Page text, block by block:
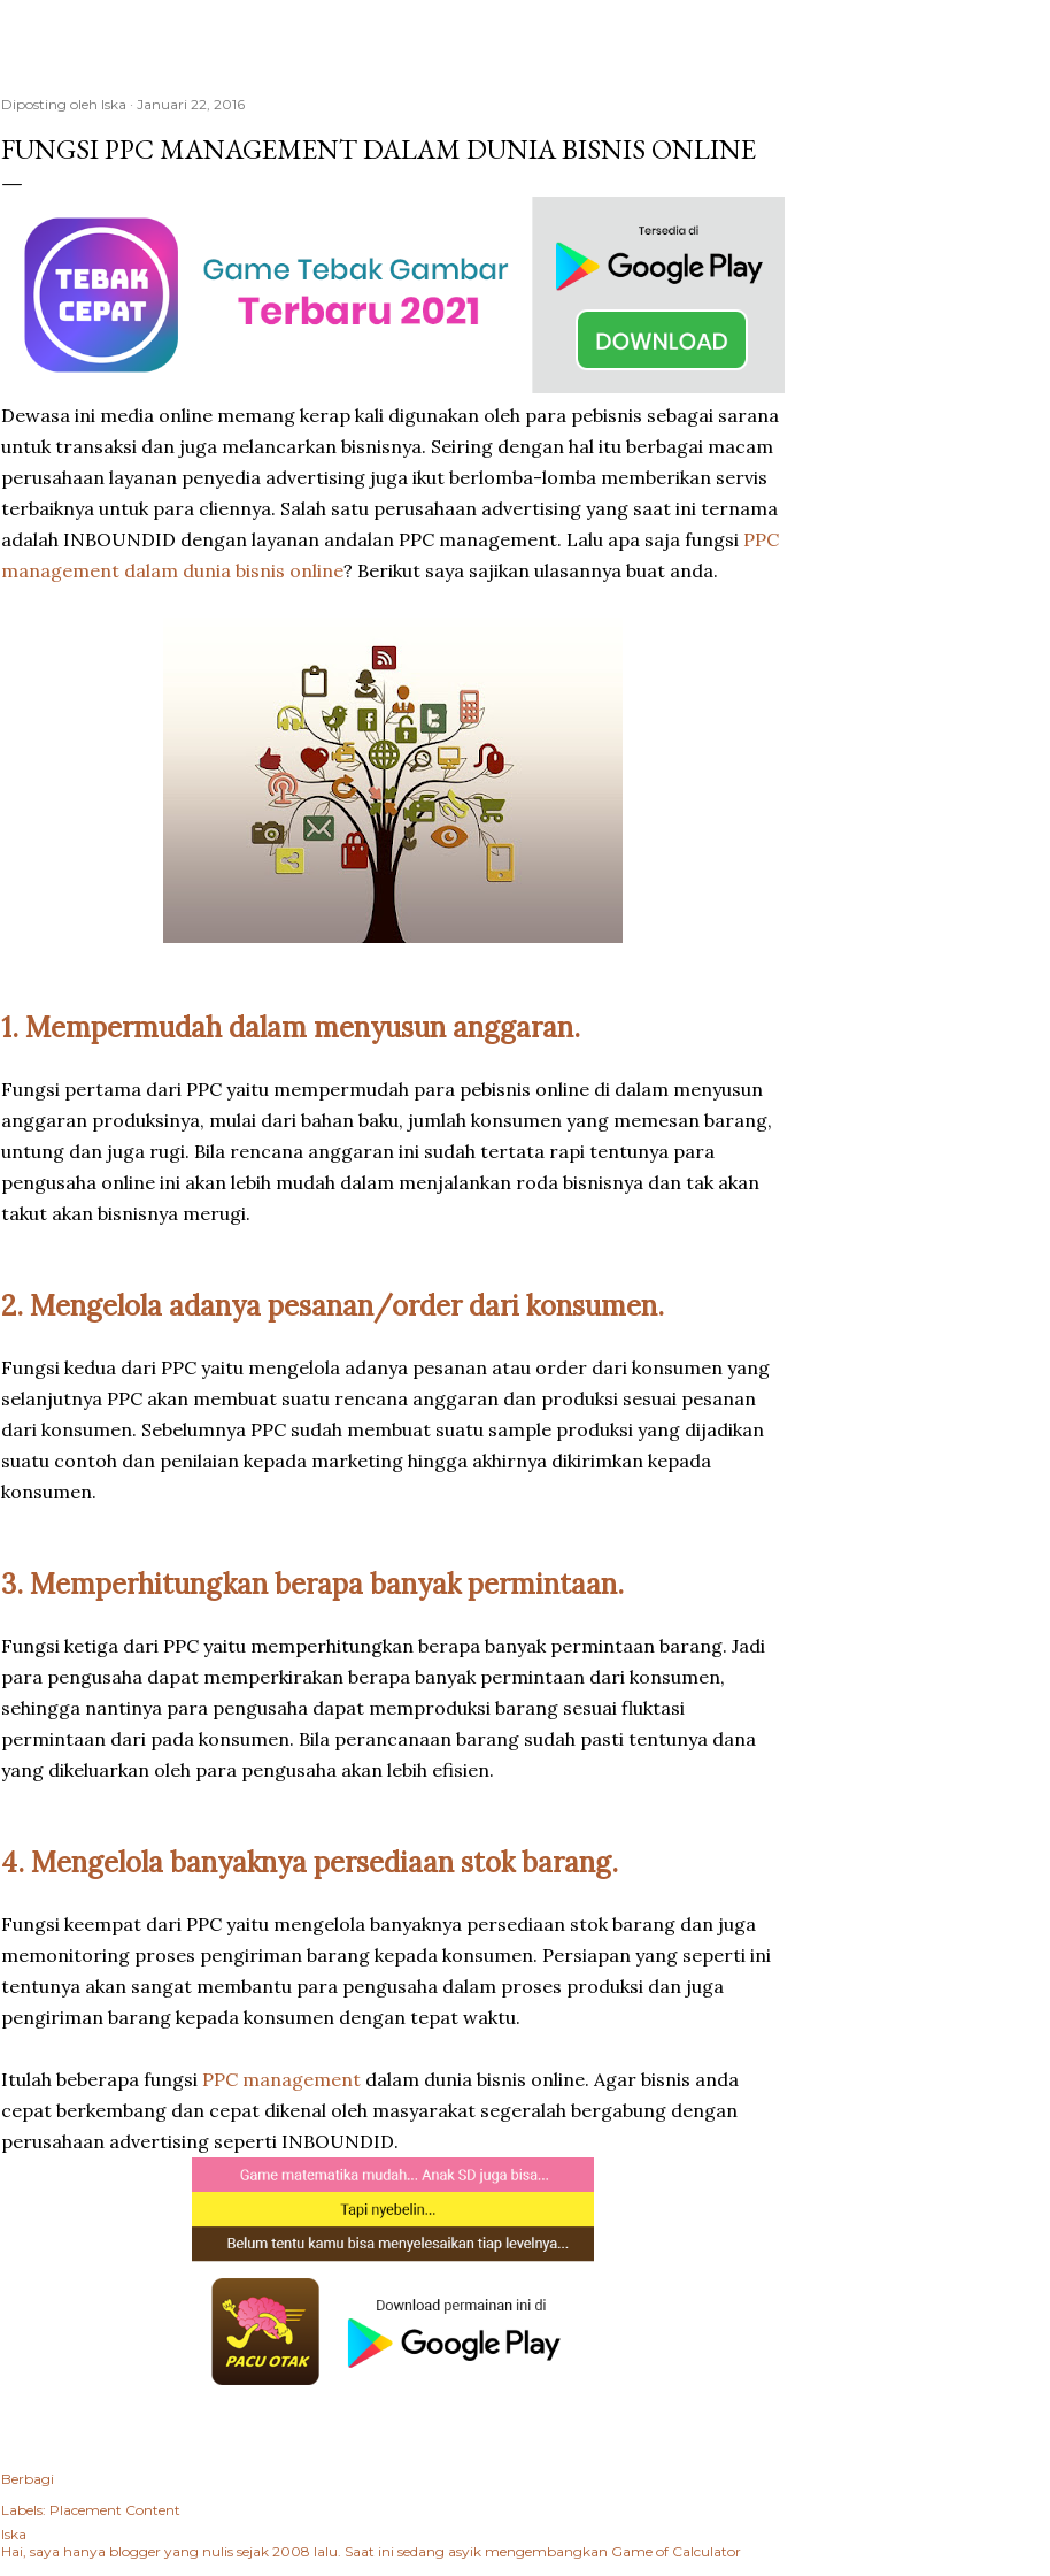
Diposting oleh Iska Januari 22, 2016
FUNGSI PPC MANAGEMENT DALAM DUNIA BISNIS ONLINE
Dewasa ini media online memang kerap kali digunakan oleh para pebisnis sebagai sarana
untuk transaksi dan juga melancarkan bisnisnya. Seiring dengan hal itu berbagai macam
perusahaan layanan penyedia advertising juga ikut berlomba-lomba memberikan servis
terbaiknya untuk para cliennya. Salah satu perusahaan advertising yang saat ini ternama
adalah INBOUNDID dengan layanan andalan PPC management. Lalu apa saja fungsi PPC
management dalam dunia bisnis online? Berikut saya sajikan ulasannya buat anda.
1. Mempermudah dalam menyusun anggaran.
Fungsi pertama dari PPC yaitu mempermudah para pebisnis online di dalam menyusun
anggaran produksinya, mulai dari bahan baku, jumlah konsumen yang memesan barang,
untung dan juga rugi. Bila rencana anggaran ini sudah tertata rapi tentunya para
pengusaha online ini akan lebih mudah dalam menjalankan roda bisnisnya dan tak akan
takut akan bisnisnya merugi.
2. Mengelola adanya pesanan/order dari konsumen.
Fungsi kedua dari PPC yaitu mengelola adanya pesanan atau order dari konsumen yang
selanjutnya PPC akan membuat suatu rencana anggaran dan produksi sesuai pesanan
dari konsumen. Sebelumnya PPC sudah membuat suatu sample produksi yang dijadikan
suatu contoh dan penilaian kepada marketing hingga akhirnya dikirimkan kepada
konsumen.
3. Memperhitungkan berapa banyak permintaan.
Fungsi ketiga dari PPC yaitu memperhitungkan berapa banyak permintaan barang. Jadi
para pengusaha dapat memperkirakan berapa banyak permintaan dari konsumen,
sehingga nantinya para pengusaha dapat memproduksi barang sesuai fluktasi
permintaan dari pada konsumen. Bila perancanaan barang sudah pasti tentunya dana
yang dikeluarkan oleh para pengusaha akan lebih efisien.
4. Mengelola banyaknya persediaan stok barang.
Fungsi keempat dari PPC yaitu mengelola banyaknya persediaan stok barang dan juga
memonitoring proses pengiriman barang kepada konsumen. Persiapan yang seperti ini
tentunya akan sangat membantu para pengusaha dalam proses produksi dan juga
pengiriman barang kepada konsumen dengan tepat waktu.
Itulah beberapa fungsi PPC management dalam dunia bisnis online. Agar bisnis anda
cepat berkembang dan cepat dikenal oleh masyarakat segeralah bergabung dengan
perusahaan advertising seperti INBOUNDID.
Berbagi
Labels: Placement Content
Iska
Hai, saya hanya blogger yang nulis sejak 2008 lalu. Saat ini sedang asyik mengembangkan Game of Calculator